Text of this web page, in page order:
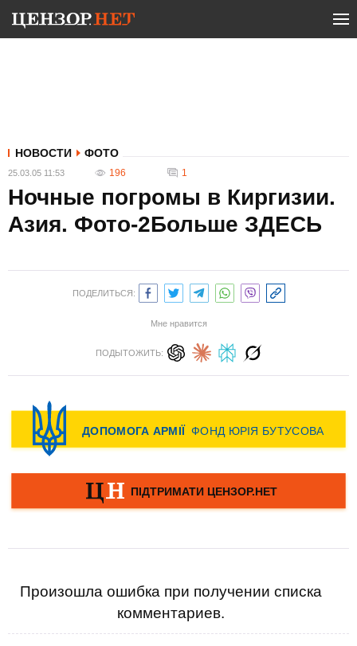
НОВОСТИ ФОТО
25.03.05 11:53 196 1
Ночные погромы в Киргизии.
Азия. Фото-2Больше ЗДЕСЬ
ПОДЕЛИТЬСЯ:
Мне нравится
ПОДЫТОЖИТЬ:
Произошла ошибка при получении списка
комментариев.